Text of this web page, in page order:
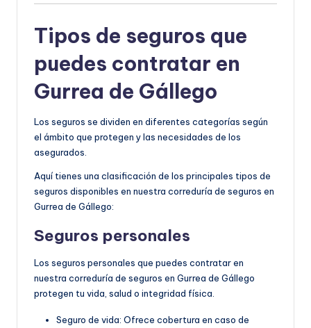
Tipos de seguros que
puedes contratar en
Gurrea de Gállego
Los seguros se dividen en diferentes categorías según
el ámbito que protegen y las necesidades de los
asegurados.
Aquí tienes una clasificación de los principales tipos de
seguros disponibles en nuestra correduría de seguros en
Gurrea de Gállego:
Seguros personales
Los seguros personales que puedes contratar en
nuestra correduría de seguros en Gurrea de Gállego
protegen tu vida, salud o integridad física.
Seguro de vida: Ofrece cobertura en caso de